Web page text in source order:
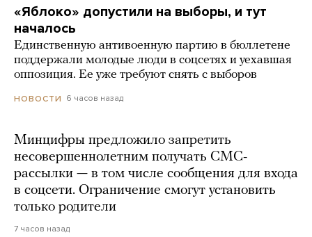
«Яблоко» допустили на выборы, и тут
началось
Единственную антивоенную партию в бюллетене
поддержали молодые люди в соцсетях и уехавшая
оппозиция. Ее уже требуют снять с выборов
НОВОСТИ 6 часов назад
Минцифры предложило запретить
несовершеннолетним получать СМС-
рассылки — в том числе сообщения для входа
в соцсети. Ограничение смогут установить
только родители
7 часов назад